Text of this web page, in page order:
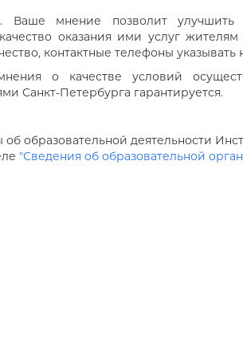
Ваше мнение позволит улучшить
оказания ими услуг
контактные телефоны указывать
о качестве условий
Санкт-Петербурга гарантируется.
образовательной деятельности
"Сведения об образовательной